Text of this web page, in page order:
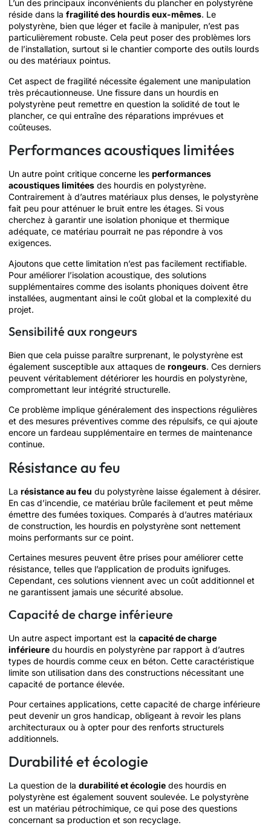
L’un des principaux inconvénients du plancher en polystyrène
réside dans la fragilité des hourdis eux-mêmes. Le
polystyrène, bien que léger et facile à manipuler, n’est pas
particulièrement robuste. Cela peut poser des problèmes lors
de l’installation, surtout si le chantier comporte des outils lourds
ou des matériaux pointus.
Cet aspect de fragilité nécessite également une manipulation
très précautionneuse. Une fissure dans un hourdis en
polystyrène peut remettre en question la solidité de tout le
plancher, ce qui entraîne des réparations imprévues et
coûteuses.
Performances acoustiques limitées
Un autre point critique concerne les performances
acoustiques limitées des hourdis en polystyrène.
Contrairement à d’autres matériaux plus denses, le polystyrène
fait peu pour atténuer le bruit entre les étages. Si vous
cherchez à garantir une isolation phonique et thermique
adéquate, ce matériau pourrait ne pas répondre à vos
exigences.
Ajoutons que cette limitation n’est pas facilement rectifiable.
Pour améliorer l’isolation acoustique, des solutions
supplémentaires comme des isolants phoniques doivent être
installées, augmentant ainsi le coût global et la complexité du
projet.
Sensibilité aux rongeurs
Bien que cela puisse paraître surprenant, le polystyrène est
également susceptible aux attaques de rongeurs. Ces derniers
peuvent véritablement détériorer les hourdis en polystyrène,
compromettant leur intégrité structurelle.
Ce problème implique généralement des inspections régulières
et des mesures préventives comme des répulsifs, ce qui ajoute
encore un fardeau supplémentaire en termes de maintenance
continue.
Résistance au feu
La résistance au feu du polystyrène laisse également à désirer.
En cas d’incendie, ce matériau brûle facilement et peut même
émettre des fumées toxiques. Comparés à d’autres matériaux
de construction, les hourdis en polystyrène sont nettement
moins performants sur ce point.
Certaines mesures peuvent être prises pour améliorer cette
résistance, telles que l’application de produits ignifuges.
Cependant, ces solutions viennent avec un coût additionnel et
ne garantissent jamais une sécurité absolue.
Capacité de charge inférieure
Un autre aspect important est la capacité de charge
inférieure du hourdis en polystyrène par rapport à d’autres
types de hourdis comme ceux en béton. Cette caractéristique
limite son utilisation dans des constructions nécessitant une
capacité de portance élevée.
Pour certaines applications, cette capacité de charge inférieure
peut devenir un gros handicap, obligeant à revoir les plans
architecturaux ou à opter pour des renforts structurels
additionnels.
Durabilité et écologie
La question de la durabilité et écologie des hourdis en
polystyrène est également souvent soulevée. Le polystyrène
est un matériau pétrochimique, ce qui pose des questions
concernant sa production et son recyclage.